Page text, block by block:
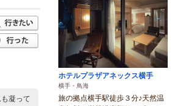
凝って
ホテルプラザアネックス横手
横手・鳥海
旅の拠点横手駅徒歩３分♪天然温